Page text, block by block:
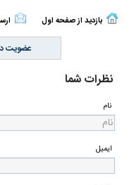
بازدید از صفحه اول
عضویت
نظرات شما
نام
ایمیل